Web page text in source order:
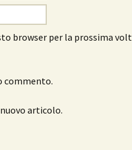
browser per la prossima
commento.
articolo.